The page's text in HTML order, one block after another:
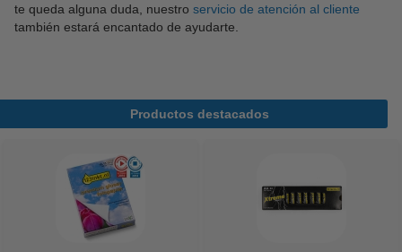
te queda alguna duda, nuestro servicio de atención al cliente
también estará encantado de ayudarte.
Productos destacados